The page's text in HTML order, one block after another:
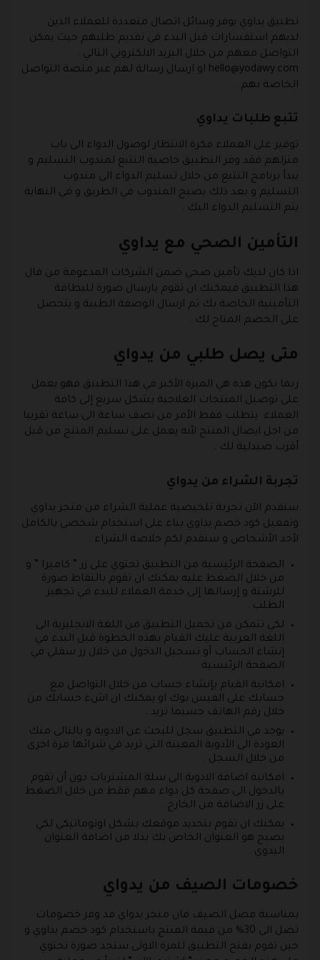
تطبيق يداوي يوفر وسائل اتصال متعددة للعملاء الذين
لديهم استفسارات قبل البدء في تقديم طلبهم حيث يمكن
التواصل معهم من خلال البريد الالكتروني التالي :
hello@yodawy.com او ارسال رسالة لهم عبر منصة التواصل
الخاصة بهم .
تتبع طلبات يداوي
توفير على العملاء فكرة الانتظار لوصول الدواء الى باب
منزلهم فقد وفر التطبيق خاصية التتبع لمندوب التسليم و
يبدأ برنامج التتبع من خلال تسليم الدواء الى مندوب
التسليم و بعد ذلك يصبح المندوب في الطريق و في النهاية
يتم التسليم الدواء اليك .
التأمين الصحي مع يداوي
اذا كان لديك تأمين صحي ضمن الشركات المدعومة من قال
هذا التطبيق فيمكنك ان تقوم بارسال صورة للبطاقة
التأمينية الخاصة بك ثم ارسال الوصفة الطبية و يتحصل
على الخصم المتاح لك .
متى يصل طلبي من يدواي
ربما تكون هذه هي الميزة الأكبر في هذا التطبيق فهو يعمل
على توصيل المنتجات العلاجية بشكل سريع إلى كافة
العملاء يتطلب فقط الأمر من نصف ساعة الى ساعة تقريبا
من اجل ايصال المنتج لأنه يعمل على تسليم المنتج من قبل
أقرب صيدلية لك .
تجربة الشراء من يدواي
سنقدم الآن تجربة تلخيصية عملية الشراء من متجر يداوي
وتفعيل كود خصم يداوي بناء على استخدام شخصي بالكامل
لأحد الأشخاص و سنقدم لكم خلاصة الشراء .
الصفحة الرئيسية من التطبيق تحتوي على زر ” كاميرا ” و
من خلال الضغط عليه يمكنك ان تقوم بالتقاط صورة
للرشتة و إرسالها إلى خدمة العملاء للبدء في تجهيز
الطلب .
لكي تتمكن من تحميل التطبيق من اللغة الانجليزية الى
اللغة العربية عليك القيام بهذه الخطوة قبل البدء في
إنشاء الحساب أو تسجيل الدخول من خلال زر سفلي في
الصفحة الرئيسية .
امكانية القيام بإنشاء حساب من خلال التواصل مع
حسابك على الفيس بوك او يمكنك ان اشء حسابك من
خلال رقم الهاتف حسبما تريد .
يوجد في التطبيق سجل للبحث عن الادوية و بالتالي منك
العودة الى الأدوية المعينة التي تريد في شرائها مرة اخرى
من خلال السجل .
امكانية اضافة الادوية الى سلة المشتريات دون أن تقوم
بالدخول الى صفحة كل دواء مهم فقط من خلال الضغط
على زر الاضافة من الخارج .
يمكنك ان تقوم بتحديد موقعك بشكل اوتوماتيكي لكي
يصبح هو العنوان الخاص بك بدلا من اضافة العنوان
اليدوي .
خصومات الصيف من يدواي
بمناسبة فصل الصيف فان متجر يدواي قد وفر خصومات
تصل الى 30% من قيمة المنتج باستخدام كود خصم يداوي و
حين تقوم بفتح التطبيق للمرة الاولى ستجد صورة تحتوي